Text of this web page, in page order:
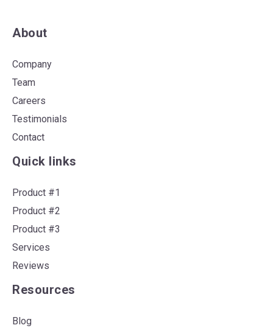
About
Company
Team
Careers
Testimonials
Contact
Quick links
Product #1
Product #2
Product #3
Services
Reviews
Resources
Blog